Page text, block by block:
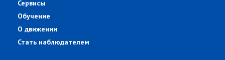
Сервисы
Обучение
О движении
Стать наблюдателем